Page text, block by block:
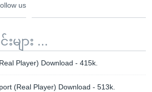
us
ျား ...
Player) Download - 415k.
(Real Player) Download - 513k.